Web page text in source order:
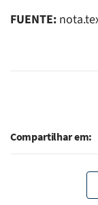
FUENTE:
Compartilhar em: